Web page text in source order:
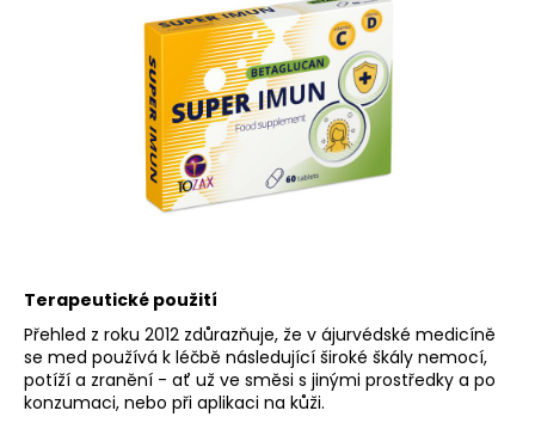
Terapeutické použití
Přehled z roku 2012 zdůrazňuje, že v ájurvédské medicíně
se med používá k léčbě následující široké škály nemocí,
potíží a zranění - ať už ve směsi s jinými prostředky a po
konzumaci, nebo při aplikaci na kůži.